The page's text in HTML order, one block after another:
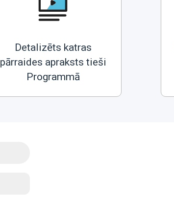
Detalizēts katras
pārraides apraksts tieši
Programmā